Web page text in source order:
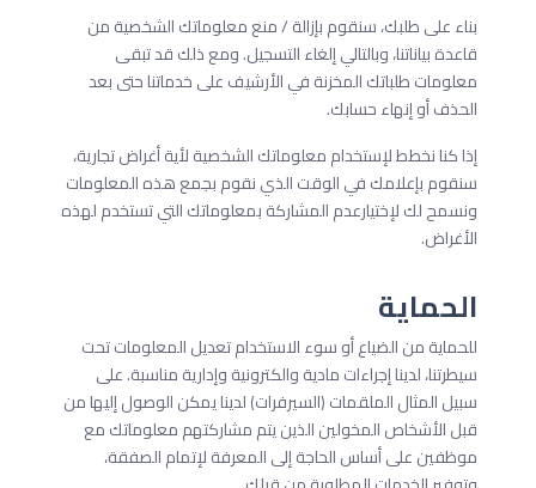
بناء على طلبك، سنقوم بإزالة / منع معلوماتك الشخصية من
قاعدة بياناتنا، وبالتالي إلغاء التسجيل. ومع ذلك قد تبقى
معلومات طلباتك المخزنة في الأرشيف على خدماتنا حتى بعد
الحذف أو إنهاء حسابك.
إذا كنا نخطط لإستخدام معلوماتك الشخصية لأية أغراض تجارية،
سنقوم بإعلامك في الوقت الذي نقوم بجمع هذه المعلومات
ونسمح لك لإختيارعدم المشاركة بمعلوماتك التي تستخدم لهذه
الأغراض.
الحماية
للحماية من الضياع أو سوء الاستخدام تعديل المعلومات تحت
سيطرتنا، لدينا إجراءات مادية والكترونية وإدارية مناسبة. على
سبيل المثال الملقمات (السيرفرات) لدينا يمكن الوصول إليها من
قبل الأشخاص المخولين الذين يتم مشاركتهم معلوماتك مع
موظفين على أساس الحاجة إلى المعرفة لإتمام الصفقة،